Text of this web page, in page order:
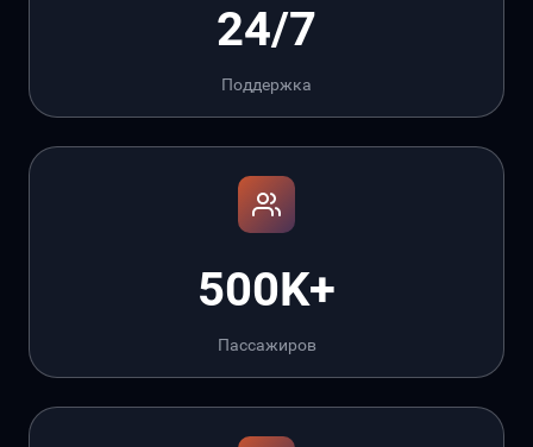
24/7
Поддержка
500K+
Пассажиров